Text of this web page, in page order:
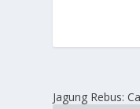
Jagung Rebus: